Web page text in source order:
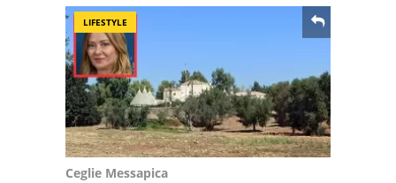
LIFESTYLE
Ceglie Messapica